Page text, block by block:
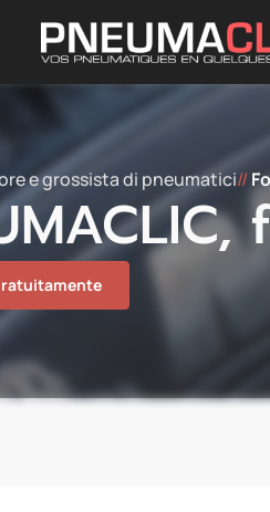
e grossista di pneumatici//